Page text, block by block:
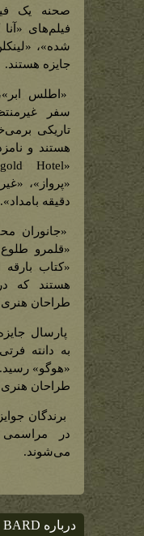
صحنه یک
فیلم‌های «آنا
شده»،
جایزه هستند.
«اطلس
سفر
تاریکی
هستند و
دقیقه بامداد».
«جانوران
«قلمرو
«کتاب
هستند که
طراحان هنری
پارسال
به دانته
«هوگو»
طراحان هنری
در
می‌شوند.
درباره BARD